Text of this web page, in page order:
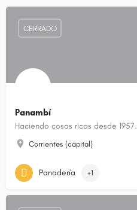
Panambí
Haciendo cosas ricas desde 1957.
Corrientes (capital)
CERRADO
Panadería +1